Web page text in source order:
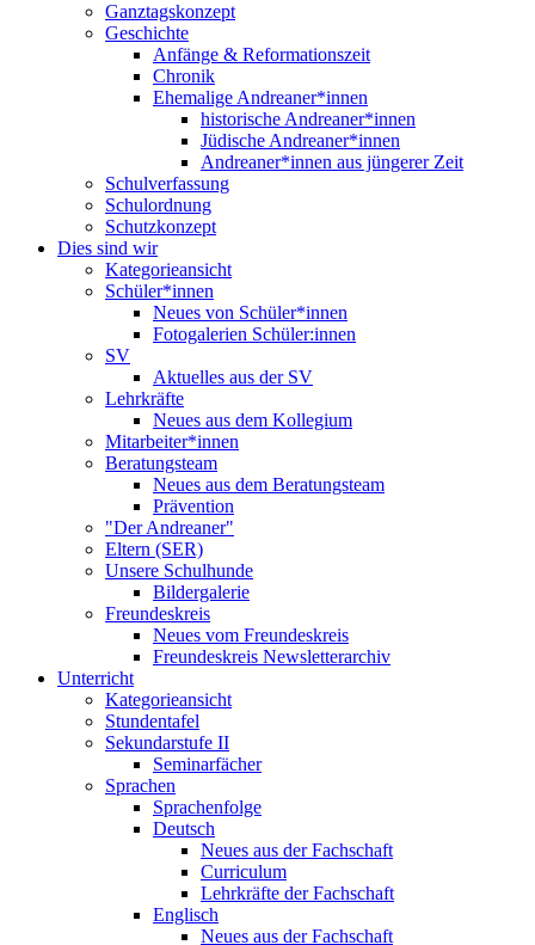
Ganztagskonzept
Geschichte
Anfänge & Reformationszeit
Chronik
Ehemalige Andreaner*innen
historische Andreaner*innen
Jüdische Andreaner*innen
Andreaner*innen aus jüngerer Zeit
Schulverfassung
Schulordnung
Schutzkonzept
Dies sind wir
Kategorieansicht
Schüler*innen
Neues von Schüler*innen
Fotogalerien Schüler:innen
SV
Aktuelles aus der SV
Lehrkräfte
Neues aus dem Kollegium
Mitarbeiter*innen
Beratungsteam
Neues aus dem Beratungsteam
Prävention
"Der Andreaner"
Eltern (SER)
Unsere Schulhunde
Bildergalerie
Freundeskreis
Neues vom Freundeskreis
Freundeskreis Newsletterarchiv
Unterricht
Kategorieansicht
Stundentafel
Sekundarstufe II
Seminarfächer
Sprachen
Sprachenfolge
Deutsch
Neues aus der Fachschaft
Curriculum
Lehrkräfte der Fachschaft
Englisch
Neues aus der Fachschaft